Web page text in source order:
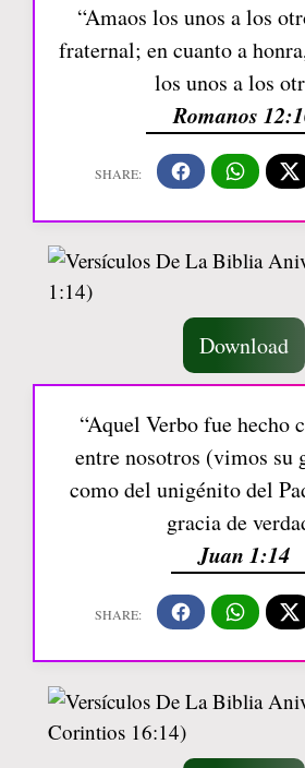
“Amaos los unos a los
fraternal; en cuanto a
los unos a los
Romanos
Download
“Aquel Verbo fue hecho
entre nosotros (vimos su
como del unigénito del
gracia de
Juan 1:14